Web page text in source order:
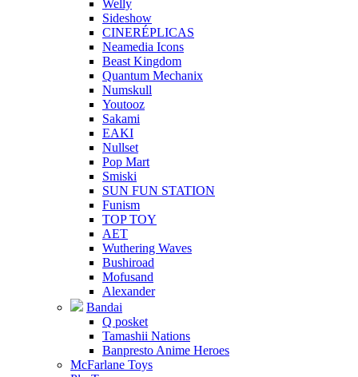
Welly
Sideshow
CINERÉPLICAS
Neamedia Icons
Beast Kingdom
Quantum Mechanix
Numskull
Youtooz
Sakami
EAKI
Nullset
Pop Mart
Smiski
SUN FUN STATION
Funism
TOP TOY
AET
Wuthering Waves
Bushiroad
Mofusand
Alexander
Bandai
Q posket
Tamashii Nations
Banpresto Anime Heroes
McFarlane Toys